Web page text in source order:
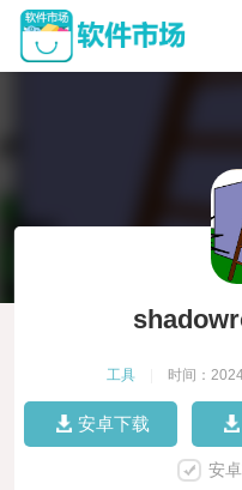
工具 时间：
安卓下载
安